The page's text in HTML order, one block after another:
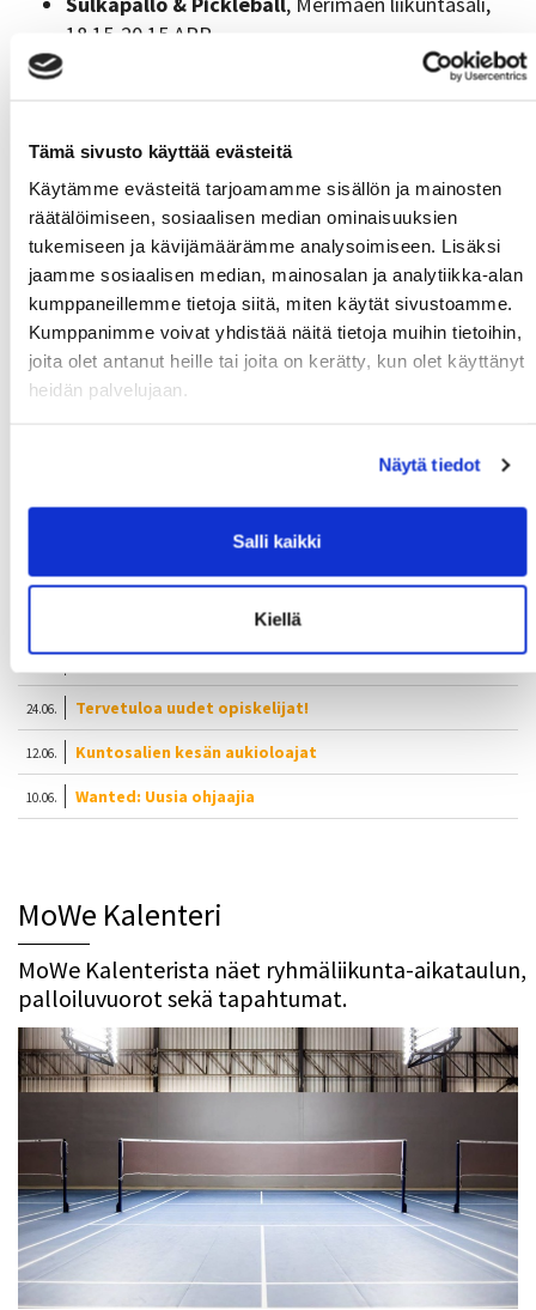
Tämä sivusto käyttää evästeitä
Käytämme evästeitä tarjoamamme sisällön ja mainosten
räätälöimiseen, sosiaalisen median ominaisuuksien
tukemiseen ja kävijämäärämme analysoimiseen. Lisäksi
jaamme sosiaalisen median, mainosalan ja analytiikka-alan
kumppaneillemme tietoja siitä, miten käytät sivustoamme.
Kumppanimme voivat yhdistää näitä tietoja muihin tietoihin,
joita olet antanut heille tai joita on kerätty, kun olet käyttänyt
heidän palvelujaan.
Näytä tiedot
Salli kaikki
Kiellä
18.15-20.15 APP.
Torstai 19.10.
Koripallo,Merimäen liikuntasali, klo 19.00. APP.
(APP=ilmoittautuminen appin kautta)
Hyvinvoinnin Walimo,kaikki tunnit.
Ilmoittautuminen:Walimo
Keilaus, Keilahalli, koko päivä. Ohjeet:
Uusimmat uutiset
Syksyn Kalenterit julkaistaan ma 17.8.2026
24.06. Tervetuloa uudet opiskelijat!
12.06. Kuntosalien kesän aukioloajat
10.06. Wanted: Uusia ohjaajia
MoWe Kalenteri
MoWe Kalenterista näet ryhmäliikunta-aikataulun,
palloiluvuorot sekä tapahtumat.